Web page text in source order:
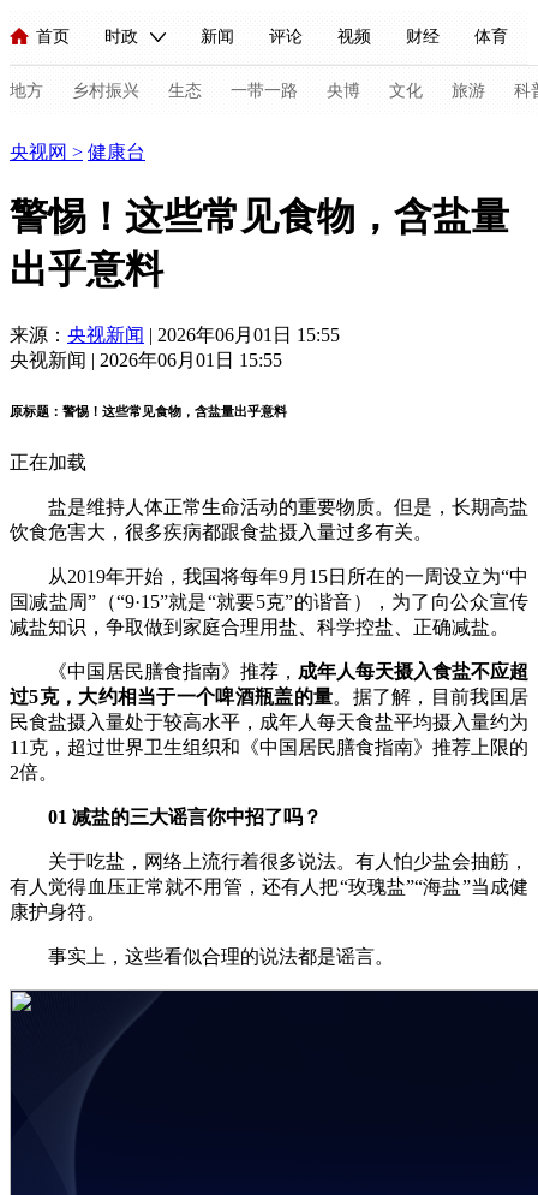
首页 时政 新闻 评论 视频 财经 体育
人民领袖习近平 联播+ 中国领导人 央视快评 习式妙语
直播 栏目大全 节目单 听音 微视频 主持人
海外频道 iPanda English Монгол
地方 乡村振兴 生态 一带一路 央博 文化 旅游 科
新闻 国内
视频 小央视频 小央直播
现场 前线 比划 快看
体育
VIP会员 CCTV奥林匹克频道 生活体育大会 体育江湖
财经 教育 乡村振兴 生态环境 一带一路 央博
大国智造 大国展会 大国保险 云顶对话 云起
央视网 > 健康台
警惕！这些常见食物，含盐量
出乎意料
来源： 央视新闻 | 2026年06月01日 15:55
央视新闻 | 2026年06月01日 15:55
原标题：警惕！这些常见食物，含盐量出乎意料
正在加载
盐是维持人体正常生命活动的重要物质。但是，长期高盐
饮食危害大，很多疾病都跟食盐摄入量过多有关。
从2019年开始，我国将每年9月15日所在的一周设立为“中
国减盐周”（“9·15”就是“就要5克”的谐音），为了向公众宣传
减盐知识，争取做到家庭合理用盐、科学控盐、正确减盐。
《中国居民膳食指南》推荐， 成年人每天摄入食盐不应超
过5克，大约相当于一个啤酒瓶盖的量。据了解，目前我国居
民食盐摄入量处于较高水平，成年人每天食盐平均摄入量约为
11克，超过世界卫生组织和《中国居民膳食指南》推荐上限的
2倍。
01 减盐的三大谣言你中招了吗？
关于吃盐，网络上流行着很多说法。有人怕少盐会抽筋，
有人觉得血压正常就不用管，还有人把“玫瑰盐”“海盐”当成健
康护身符。
事实上，这些看似合理的说法都是谣言。